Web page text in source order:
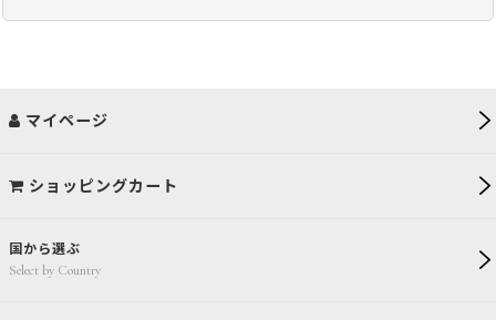
国から選ぶ
Select by Country
マイページ
ショッピングカート